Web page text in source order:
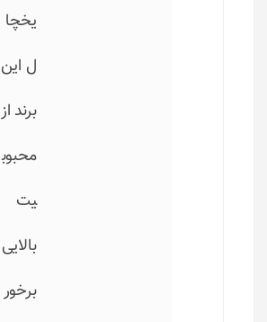
یخچا
ل این
برند از
محبوب
یت
بالایی
برخور